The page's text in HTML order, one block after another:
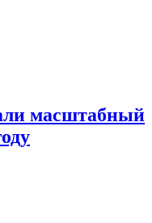
масштабный